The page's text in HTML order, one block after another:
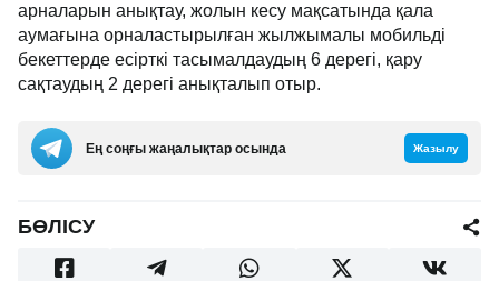
арналарын анықтау, жолын кесу мақсатында қала
аумағына орналастырылған жылжымалы мобильді
бекеттерде есірткі тасымалдаудың 6 дерегі, қару
сақтаудың 2 дерегі анықталып отыр.
Ең соңғы жаңалықтар осында Жазылу
БӨЛІСУ